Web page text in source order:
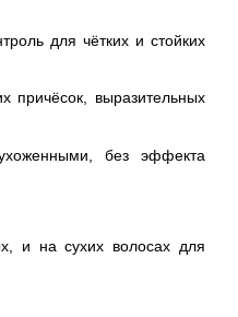
для чётких и стойких
причёсок, выразительных
без эффекта
и на сухих волосах для